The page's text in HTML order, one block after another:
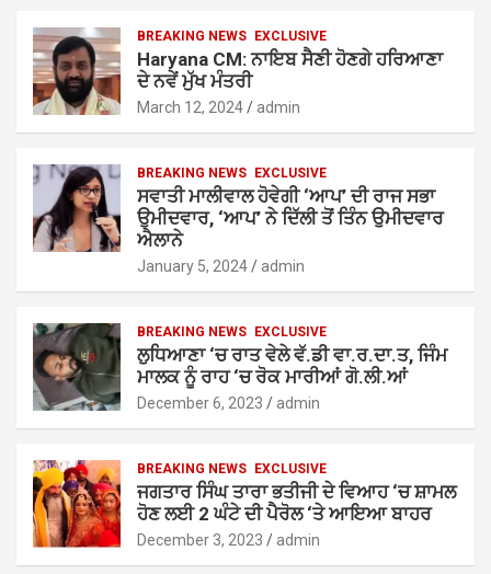
BREAKING NEWS EXCLUSIVE
Haryana CM: ਨਾਇਬ ਸੈਣੀ ਹੋਣਗੇ ਹਰਿਆਣਾ
ਦੇ ਨਵੇਂ ਮੁੱਖ ਮੰਤਰੀ
March 12, 2024 admin
BREAKING NEWS EXCLUSIVE
ਸਵਾਤੀ ਮਾਲੀਵਾਲ ਹੋਵੇਗੀ ‘ਆਪ’ ਦੀ ਰਾਜ ਸਭਾ
ਉਮੀਦਵਾਰ, ‘ਆਪ’ ਨੇ ਦਿੱਲੀ ਤੋਂ ਤਿੰਨ ਉਮੀਦਵਾਰ
ਐਲਾਨੇ
January 5, 2024 admin
BREAKING NEWS EXCLUSIVE
ਲੁਧਿਆਣਾ ‘ਚ ਰਾਤ ਵੇਲੇ ਵੱ.ਡੀ ਵਾ.ਰ.ਦਾ.ਤ, ਜਿੰਮ
ਮਾਲਕ ਨੂੰ ਰਾਹ ‘ਚ ਰੋਕ ਮਾਰੀਆਂ ਗੋ.ਲੀ.ਆਂ
December 6, 2023 admin
BREAKING NEWS EXCLUSIVE
ਜਗਤਾਰ ਸਿੰਘ ਤਾਰਾ ਭਤੀਜੀ ਦੇ ਵਿਆਹ ‘ਚ ਸ਼ਾਮਲ
ਹੋਣ ਲਈ 2 ਘੰਟੇ ਦੀ ਪੈਰੋਲ ‘ਤੇ ਆਇਆ ਬਾਹਰ
December 3, 2023 admin